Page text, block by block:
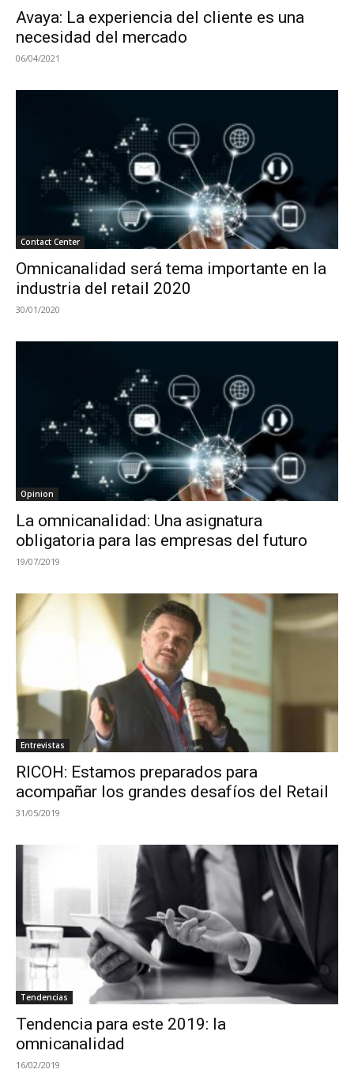
Avaya: La experiencia del cliente es una
necesidad del mercado
06/04/2021
Contact Center
Omnicanalidad será tema importante en la
industria del retail 2020
30/01/2020
Opinion
La omnicanalidad: Una asignatura
obligatoria para las empresas del futuro
19/07/2019
Entrevistas
RICOH: Estamos preparados para
acompañar los grandes desafíos del Retail
31/05/2019
Tendencias
Tendencia para este 2019: la
omnicanalidad
16/02/2019